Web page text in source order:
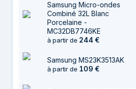
Samsung Micro-ondes
Combiné 32L Blanc
Porcelaine -
MC32DB7746KE
à partir de 244 €
Samsung MS23K3513AK
à partir de 109 €